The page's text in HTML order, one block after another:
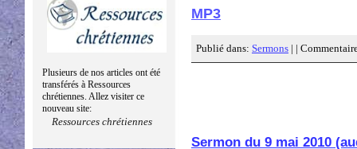
Plusieurs de nos articles ont été
transférés à Ressources
chrétiennes. Allez visiter ce
nouveau site:
Ressources chrétiennes
MP3
Publié dans: Sermons | |
Sermon du 9 mai 2010